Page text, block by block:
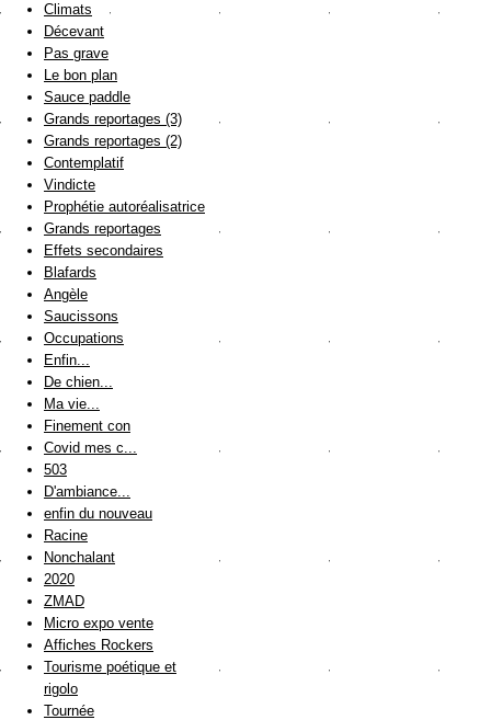
Climats
Décevant
Pas grave
Le bon plan
Sauce paddle
Grands reportages (3)
Grands reportages (2)
Contemplatif
Vindicte
Prophétie autoréalisatrice
Grands reportages
Effets secondaires
Blafards
Angèle
Saucissons
Occupations
Enfin...
De chien...
Ma vie...
Finement con
Covid mes c...
503
D'ambiance...
enfin du nouveau
Racine
Nonchalant
2020
ZMAD
Micro expo vente
Affiches Rockers
Tourisme poétique et
rigolo
Tournée